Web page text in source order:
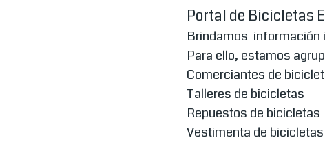
Portal de Bicicletas
Brindamos información
Para ello, estamos
Comerciantes de
Talleres de bicicletas
Repuestos de bicicletas
Vestimenta de bicicletas